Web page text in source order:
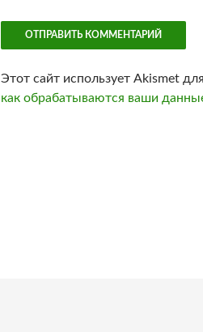
Этот сайт использует Akismet
как обрабатываются ваши